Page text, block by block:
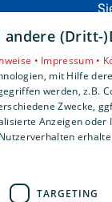
andere (Dritt-
• Impressum •
mit Hilfe
werden, z.B.
Zwecke,
Anzeigen
TARGETING